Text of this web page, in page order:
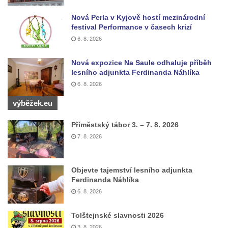
Socha Mystik v ZOO Hluboká
Reliéf Rodina a práce na budově záložny
čp. 69/1 v Českých Budějovicích
Socha Jana Valeria Jirsíka u Černé věže v
Českých Budějovicích
Socha Krista klesajícího pod křížem u
kostela svatého Mikuláše v Českých
Socha svatého Jana Nepomuckého u
kostela svaté Rodiny v Českých
Budějovicích
Socha S tebou v parku na Senovážném
náměstí v Českých Budějovicích
Socha Tornádo v parku na Senovážném
náměstí v Českých Budějovicích
Nová Perla v Kyjově hostí mezinárodní
festival Performance v časech krizí
6. 8. 2026
Nová expozice Na Saule odhaluje příběh
lesního adjunkta Ferdinanda Náhlíka
6. 8. 2026
výběžek.eu
Příměstský tábor 3. – 7. 8. 2026
7. 8. 2026
Objevte tajemství lesního adjunkta
Ferdinanda Náhlíka
6. 8. 2026
Tolštejnské slavnosti 2026